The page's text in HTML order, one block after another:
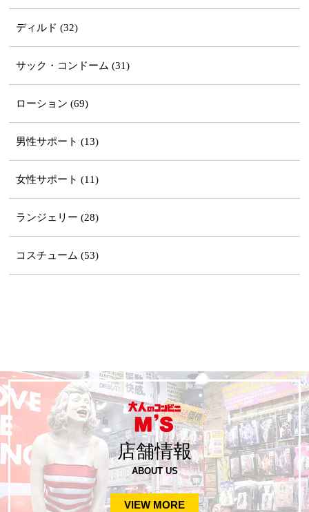
ディルド (32)
サック・コンドーム (31)
ローション (69)
男性サポート (13)
女性サポート (11)
ランジェリー (28)
コスチューム (53)
店舗情報
ABOUT US
VIEW MORE